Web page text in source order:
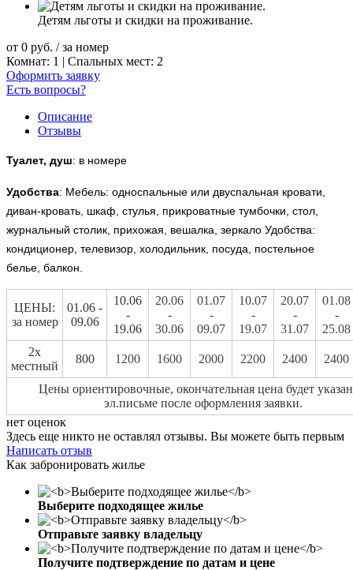
Детям льготы и скидки на проживание.
от 0 руб. / за номер
Комнат: 1 | Спальных мест: 2
Оформить заявку
Есть вопросы?
Описание
Отзывы
Туалет, душ: в номере
Удобства: Мебель: односпальные или двуспальная кровати,
диван-кровать, шкаф, стулья, прикроватные тумбочки, стол,
журнальный столик, прихожая, вешалка, зеркало Удобства:
кондиционер, телевизор, холодильник, посуда, постельное
белье, балкон.
ЦЕНЫ:
за номер
01.06 -
09.06
10.06
-
19.06
20.06
-
30.06
01.07
-
09.07
10.07
-
19.07
20.07
-
31.07
01.08
-
25.08
2х
местный
800 1200 1600 2000 2200 2400 2400
Цены ориентировочные, окончательная цена будет
эл.письме после оформления заявки.
нет оценок
Здесь еще никто не оставлял отзывы. Вы можете быть первым
Написать отзыв
Как забронировать жилье
Выберите подходящее жилье
Отправьте заявку владельцу
Получите подтверждение по датам и цене